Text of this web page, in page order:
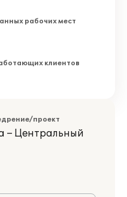
рабочих мест
клиентов
проект
– Центральный